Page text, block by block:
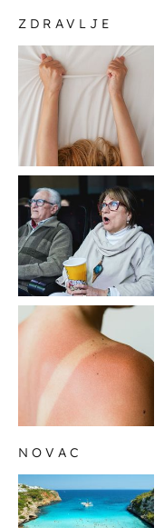
ZDRAVLJE
NOVAC